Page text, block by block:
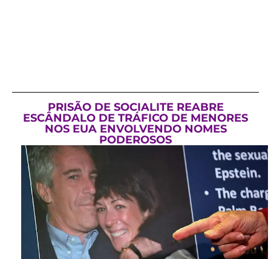
PRISÃO DE SOCIALITE REABRE
ESCÂNDALO DE TRÁFICO DE MENORES
NOS EUA ENVOLVENDO NOMES
PODEROSOS